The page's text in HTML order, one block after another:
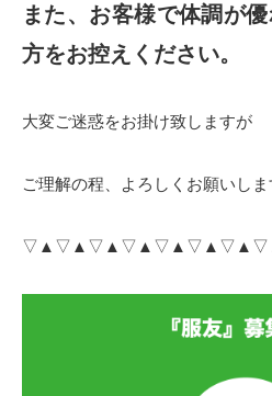
また、お客様で体調が
方をお控えください。
大変ご迷惑をお掛け致しますが
ご理解の程、よろしくお願いしま